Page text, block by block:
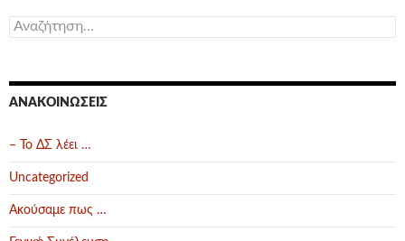
Αναζήτηση
για:
ΑΝΑΚΟΙΝΏΣΕΙΣ
– Το ΔΣ λέει …
Uncategorized
Ακούσαμε πως …